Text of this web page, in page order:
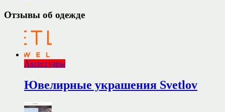
Отзывы об одежде
Аксессуары
Ювелирные украшения Svetlov